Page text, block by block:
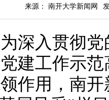
来源： 南开大学新闻网
为深入贯彻
建工作示
作用，南